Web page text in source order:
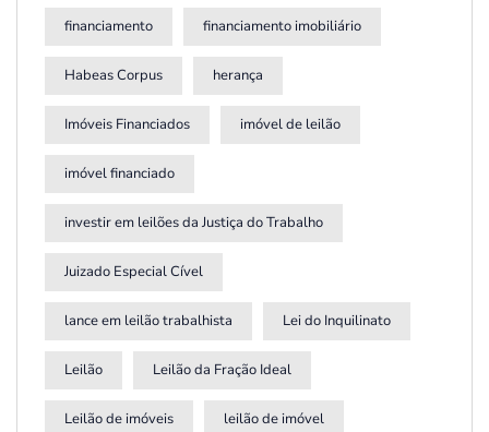
financiamento financiamento imobiliário
Habeas Corpus herança
Imóveis Financiados imóvel de leilão
imóvel financiado
investir em leilões da Justiça do Trabalho
Juizado Especial Cível
lance em leilão trabalhista Lei do Inquilinato
Leilão Leilão da Fração Ideal
Leilão de imóveis leilão de imóvel